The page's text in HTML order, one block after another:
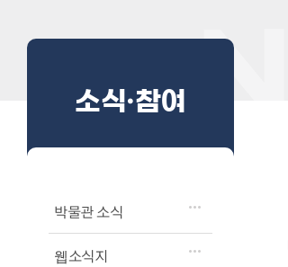
소식·참여
박물관 소식
웹소식지